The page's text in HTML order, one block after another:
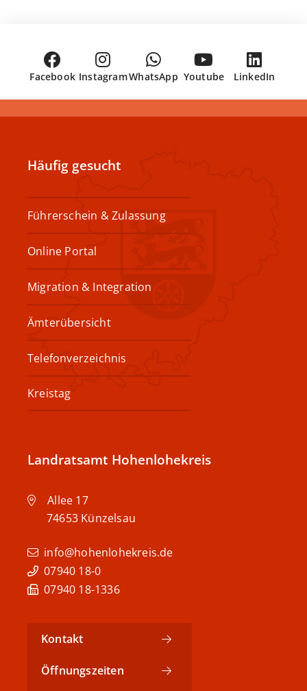
Facebook InstagramWhatsApp Youtube LinkedIn
Häufig gesucht
Führerschein & Zulassung
Online Portal
Migration & Integration
Ämterübersicht
Telefonverzeichnis
Kreistag
Landratsamt Hohenlohekreis
Allee 17
74653 Künzelsau
info@hohenlohekreis.de
07940 18-0
07940 18-1336
Kontakt
Öffnungszeiten